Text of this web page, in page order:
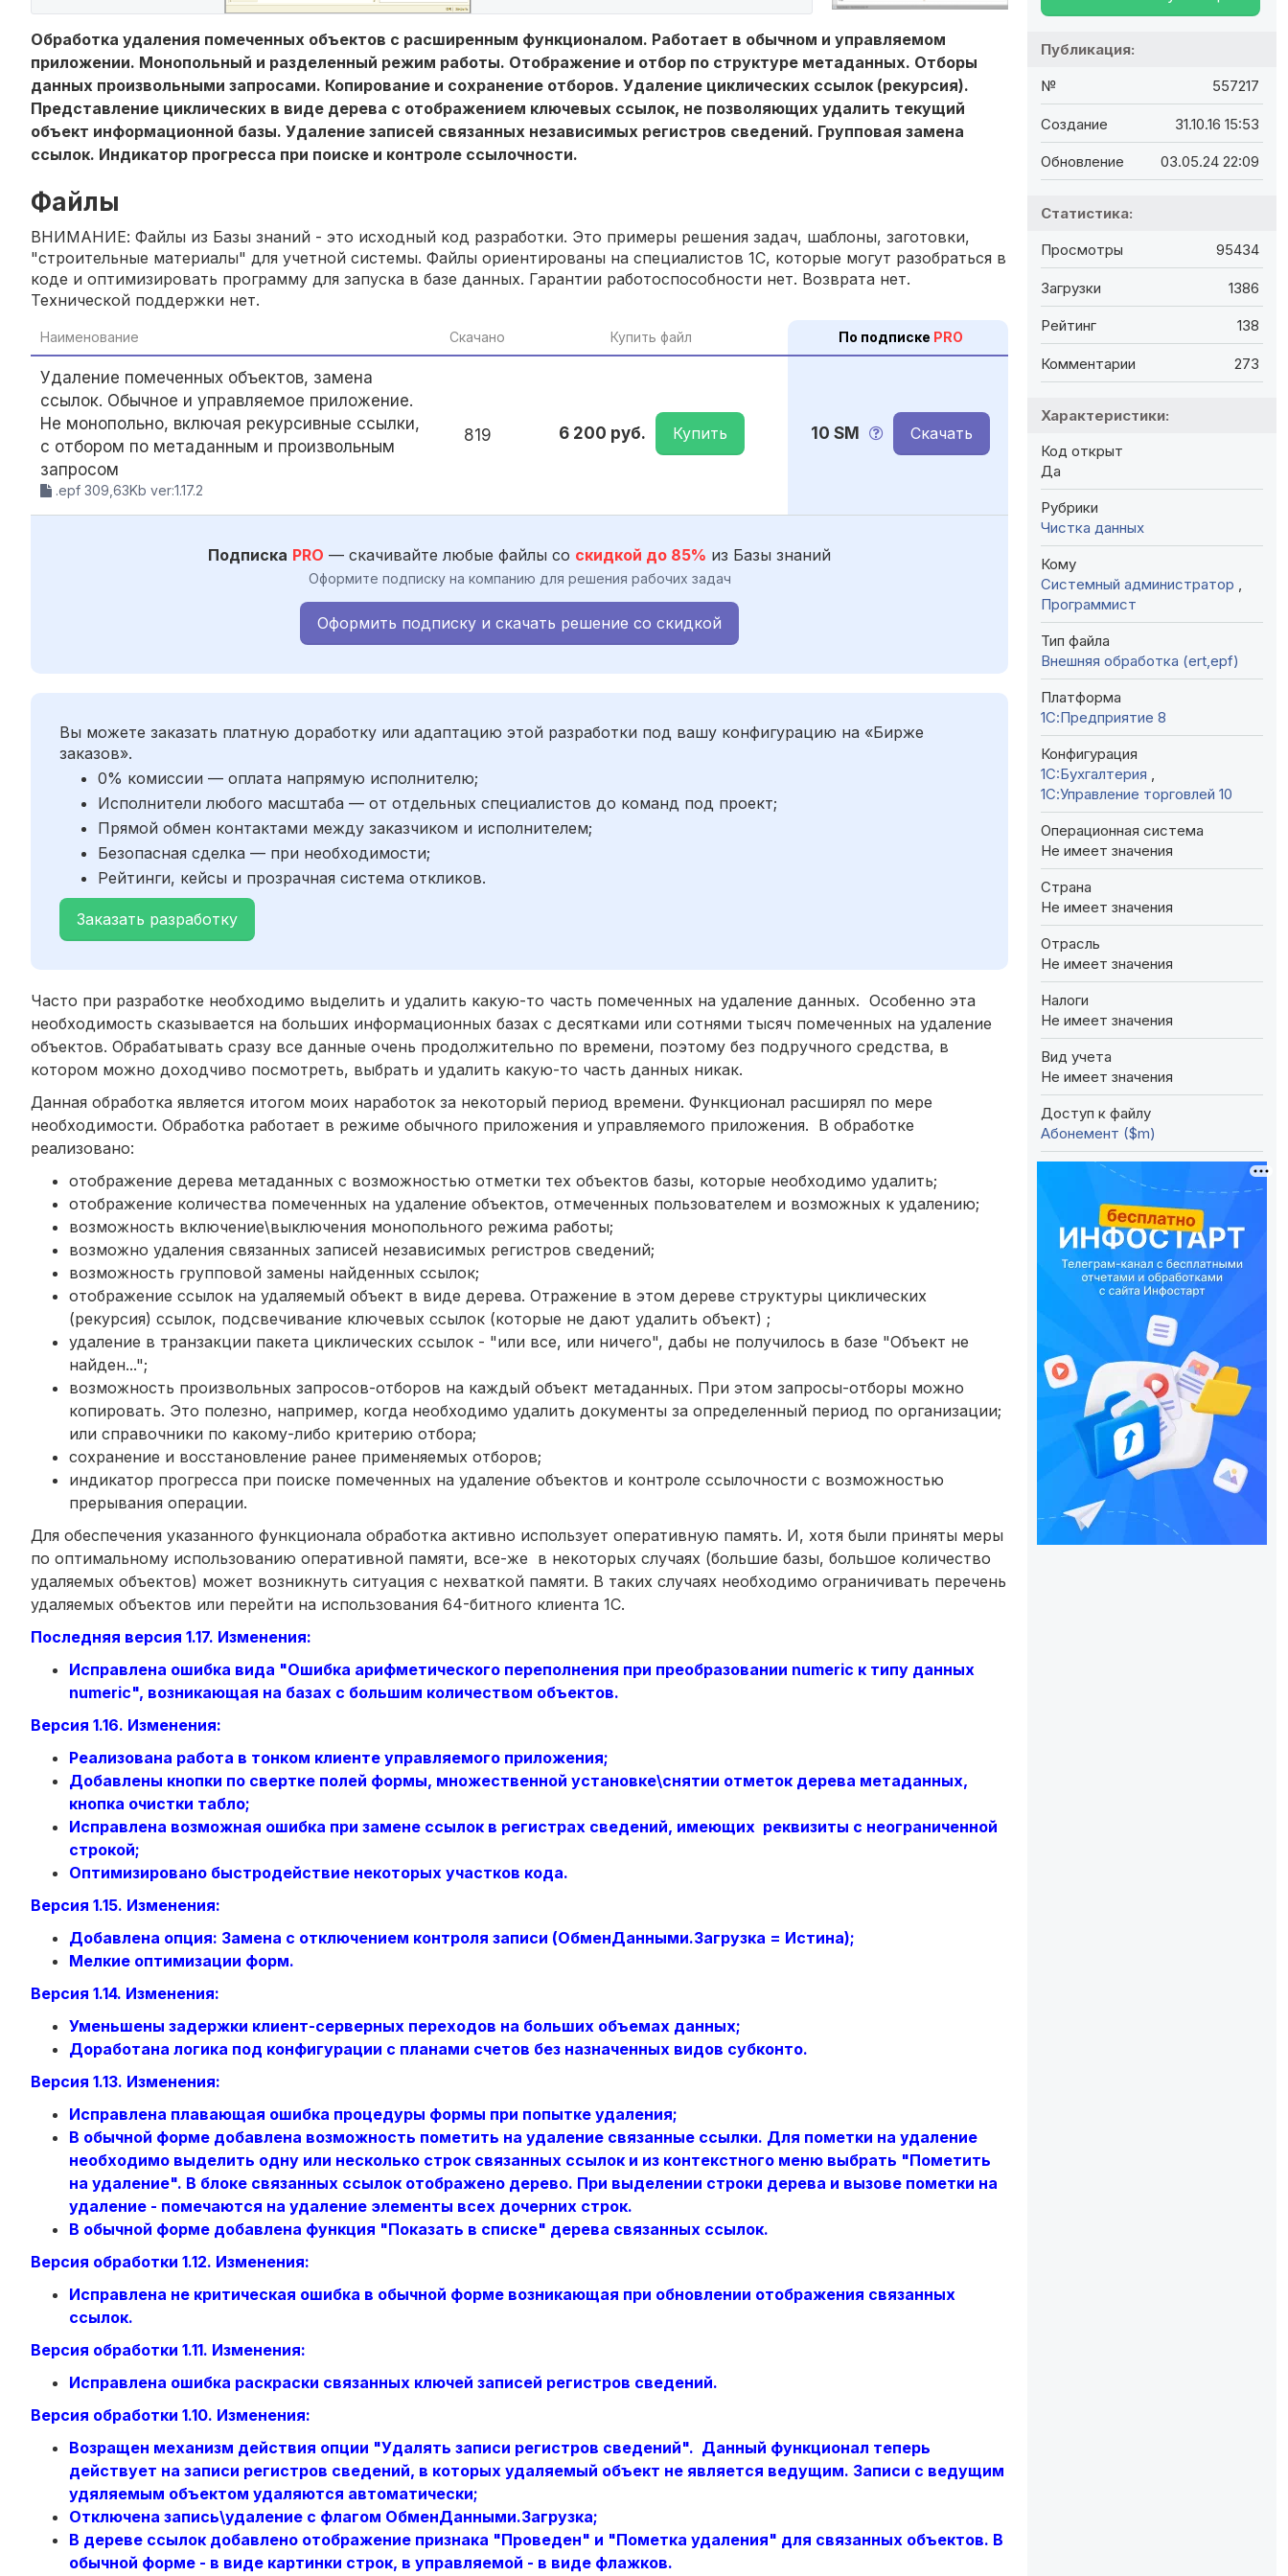
Обработка удаления помеченных объектов с расширенным функционалом. Работает в обычном и управляемом
приложении. Монопольный и разделенный режим работы. Отображение и отбор по структуре метаданных. Отборы
данных произвольными запросами. Копирование и сохранение отборов. Удаление циклических ссылок (рекурсия).
Представление циклических в виде дерева с отображением ключевых ссылок, не позволяющих удалить текущий
объект информационной базы. Удаление записей связанных независимых регистров сведений. Групповая замена
ссылок. Индикатор прогресса при поиске и контроле ссылочности.
Файлы
ВНИМАНИЕ: Файлы из Базы знаний - это исходный код разработки. Это примеры решения задач, шаблоны, заготовки,
"строительные материалы" для учетной системы. Файлы ориентированы на специалистов 1С, которые могут разобраться в
коде и оптимизировать программу для запуска в базе данных. Гарантии работоспособности нет. Возврата нет.
Технической поддержки нет.
Наименование Скачано Купить файл По подписке PRO
Удаление помеченных объектов, замена
ссылок. Обычное и управляемое приложение.
Не монопольно, включая рекурсивные ссылки,
с отбором по метаданным и произвольным
запросом
.epf 309,63Kb ver:1.17.2
819 6 200 руб. Купить 10 SM Скачать
Подписка PRO — скачивайте любые файлы со скидкой до 85% из Базы знаний
Оформите подписку на компанию для решения рабочих задач
Оформить подписку и скачать решение со скидкой
Вы можете заказать платную доработку или адаптацию этой разработки под вашу конфигурацию на «Бирже
заказов».
0% комиссии — оплата напрямую исполнителю;
Исполнители любого масштаба — от отдельных специалистов до команд под проект;
Прямой обмен контактами между заказчиком и исполнителем;
Безопасная сделка — при необходимости;
Рейтинги, кейсы и прозрачная система откликов.
Заказать разработку
Часто при разработке необходимо выделить и удалить какую-то часть помеченных на удаление данных. Особенно эта
необходимость сказывается на больших информационных базах с десятками или сотнями тысяч помеченных на удаление
объектов. Обрабатывать сразу все данные очень продолжительно по времени, поэтому без подручного средства, в
котором можно доходчиво посмотреть, выбрать и удалить какую-то часть данных никак.
Данная обработка является итогом моих наработок за некоторый период времени. Функционал расширял по мере
необходимости. Обработка работает в режиме обычного приложения и управляемого приложения. В обработке
реализовано:
отображение дерева метаданных с возможностью отметки тех объектов базы, которые необходимо удалить;
отображение количества помеченных на удаление объектов, отмеченных пользователем и возможных к удалению;
возможность включение\выключения монопольного режима работы;
возможно удаления связанных записей независимых регистров сведений;
возможность групповой замены найденных ссылок;
отображение ссылок на удаляемый объект в виде дерева. Отражение в этом дереве структуры циклических
(рекурсия) ссылок, подсвечивание ключевых ссылок (которые не дают удалить объект) ;
удаление в транзакции пакета циклических ссылок - "или все, или ничего", дабы не получилось в базе "Объект не
найден...";
возможность произвольных запросов-отборов на каждый объект метаданных. При этом запросы-отборы можно
копировать. Это полезно, например, когда необходимо удалить документы за определенный период по организации;
или справочники по какому-либо критерию отбора;
сохранение и восстановление ранее применяемых отборов;
индикатор прогресса при поиске помеченных на удаление объектов и контроле ссылочности с возможностью
прерывания операции.
Для обеспечения указанного функционала обработка активно использует оперативную память. И, хотя были приняты меры
по оптимальному использованию оперативной памяти, все-же в некоторых случаях (большие базы, большое количество
удаляемых объектов) может возникнуть ситуация с нехваткой памяти. В таких случаях необходимо ограничивать перечень
удаляемых объектов или перейти на использования 64-битного клиента 1С.
Последняя версия 1.17. Изменения:
Исправлена ошибка вида "Ошибка арифметического переполнения при преобразовании numeric к типу данных
numeric", возникающая на базах с большим количеством объектов.
Версия 1.16. Изменения:
Реализована работа в тонком клиенте управляемого приложения;
Добавлены кнопки по свертке полей формы, множественной установке\снятии отметок дерева метаданных,
кнопка очистки табло;
Исправлена возможная ошибка при замене ссылок в регистрах сведений, имеющих реквизиты с неограниченной
строкой;
Оптимизировано быстродействие некоторых участков кода.
Версия 1.15. Изменения:
Добавлена опция: Замена с отключением контроля записи (ОбменДанными.Загрузка = Истина);
Мелкие оптимизации форм.
Версия 1.14. Изменения:
Уменьшены задержки клиент-серверных переходов на больших объемах данных;
Доработана логика под конфигурации с планами счетов без назначенных видов субконто.
Версия 1.13. Изменения:
Исправлена плавающая ошибка процедуры формы при попытке удаления;
В обычной форме добавлена возможность пометить на удаление связанные ссылки. Для пометки на удаление
необходимо выделить одну или несколько строк связанных ссылок и из контекстного меню выбрать "Пометить
на удаление". В блоке связанных ссылок отображено дерево. При выделении строки дерева и вызове пометки на
удаление - помечаются на удаление элементы всех дочерних строк.
В обычной форме добавлена функция "Показать в списке" дерева связанных ссылок.
Версия обработки 1.12. Изменения:
Исправлена не критическая ошибка в обычной форме возникающая при обновлении отображения связанных
ссылок.
Версия обработки 1.11. Изменения:
Исправлена ошибка раскраски связанных ключей записей регистров сведений.
Версия обработки 1.10. Изменения:
Возращен механизм действия опции "Удалять записи регистров сведений". Данный функционал теперь
действует на записи регистров сведений, в которых удаляемый объект не является ведущим. Записи с ведущим
удяляемым объектом удаляются автоматически;
Отключена запись\удаление с флагом ОбменДанными.Загрузка;
В дереве ссылок добавлено отображение признака "Проведен" и "Пометка удаления" для связанных объектов. В
обычной форме - в виде картинки строк, в управляемой - в виде флажков.
Публикация:
№ 557217
Создание 31.10.16 15:53
Обновление 03.05.24 22:09
Статистика:
Просмотры 95434
Загрузки 1386
Рейтинг 138
Комментарии 273
Характеристики:
Код открыт
Да
Рубрики
Чистка данных
Кому
Системный администратор
Программист
Тип файла
Внешняя обработка (ert,epf)
Платформа
1С:Предприятие 8
Конфигурация
1C:Бухгалтерия
1С:Управление торговлей 10
Операционная система
Не имеет значения
Страна
Не имеет значения
Отрасль
Не имеет значения
Налоги
Не имеет значения
Вид учета
Не имеет значения
Доступ к файлу
Абонемент ($m)